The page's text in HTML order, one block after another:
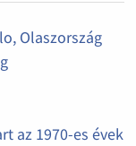
Olaszország
az 1970-es évek